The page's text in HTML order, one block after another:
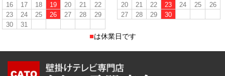
16
17 18 19 20 21
22
23
24 25 26 27 28
29
30
31
20
21 22 23 24 25
26
27
28 29 30
■は休業日です